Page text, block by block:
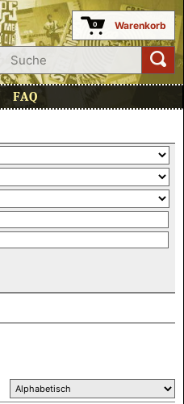
0 Warenkorb
FAQ